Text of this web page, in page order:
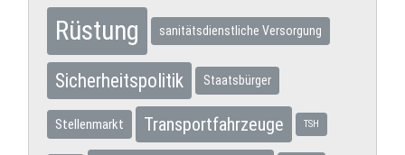
Rüstung sanitätsdienstliche Versorgung
Sicherheitspolitik Staatsbürger
Stellenmarkt Transportfahrzeuge TSH